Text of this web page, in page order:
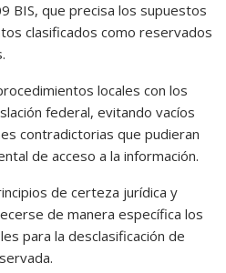
BIS, que precisa los supuestos
clasificados como reservados
locales con los
federal, evitando vacíos
contradictorias que pudieran
de acceso a la información.
de certeza jurídica y
de manera específica los
para la desclasificación de